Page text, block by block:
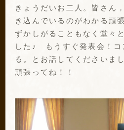
きょうだいお二人。皆さん
き込んでいるのがわかる頑
ずかしがることもなく堂々
した♪ もうすぐ発表会！コ
る。とお話してくださいま
頑張ってね！！